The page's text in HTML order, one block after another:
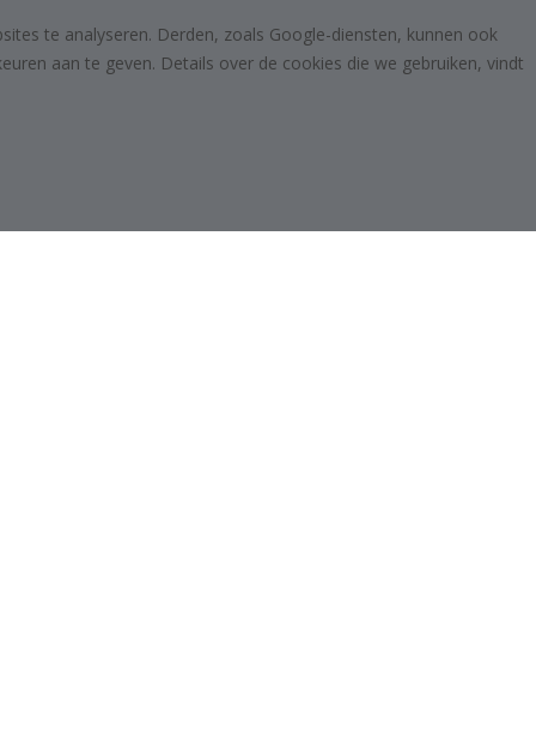
Tegelstickers
Posters
te analyseren. Derden, zoals Google-diensten, kunnen ook
aan te geven. Details over de cookies die we gebruiken, vindt